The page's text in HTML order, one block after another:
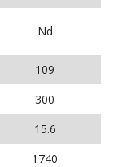
Nd
109
300
15.6
1740